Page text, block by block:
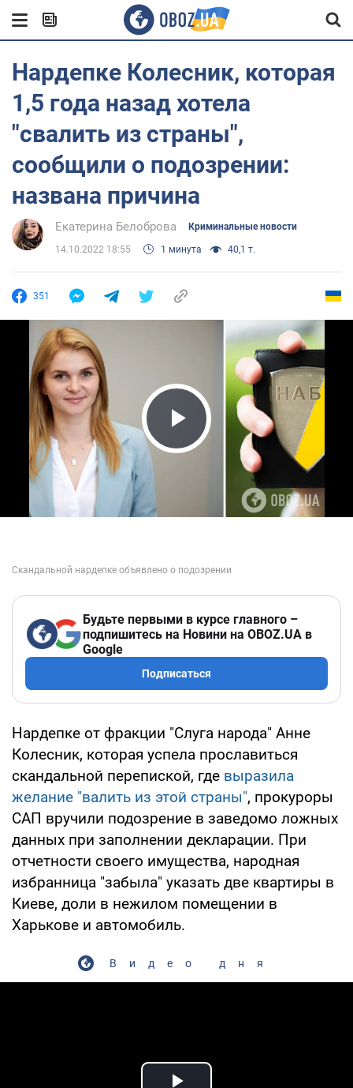
Нардепке Колесник, которая
1,5 года назад хотела
"свалить из страны",
сообщили о подозрении:
названа причина
Екатерина Белоброва Криминальные новости
14.10.2022 18:55 1 минута 40,1 т.
351
Play Video
Будьте первыми в курсе главного –
подпишитесь на Новини на OBOZ.UA в
Google
Подписаться
Нардепке от фракции "Слуга народа" Анне
Колесник, которая успела прославиться
скандальной перепиской, где выразила
желание "валить из этой страны", прокуроры
САП вручили подозрение в заведомо ложных
данных при заполнении декларации. При
отчетности своего имущества, народная
избранница "забыла" указать две квартиры в
Киеве, доли в нежилом помещении в
Харькове и автомобиль.
Видео дня